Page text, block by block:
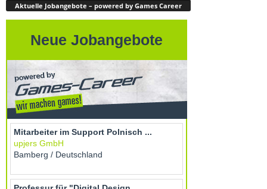
Aktuelle Jobangebote – powered by Games Career